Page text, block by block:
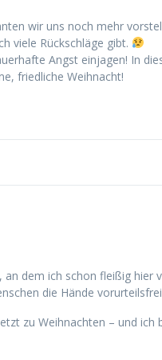
wir uns noch mehr
viele Rückschläge gibt.
Angst einjagen! In
friedliche Weihnacht!
dem ich schon fleißig hier
die Hände
zu Weihnachten – und ich